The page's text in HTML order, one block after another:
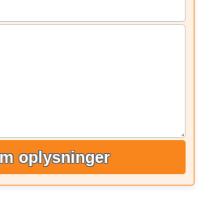
oplysninger